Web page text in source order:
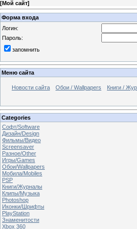
[Мой сайт]
Форма входа
Логин:
Пароль:
запомнить
Меню сайта
Новости сайта Обои / Wallpapers Книги /
Categories
Софт/Software
Дизайн/Design
Фильмы/Видео
Screensaver
Разное/Other
Игры/Games
Обои/Wallpapers
Мобила/Mobiles
PSP
Книги/Журналы
Клипы/Музыка
Photoshop
Иконки/Шрифты
PlayStation
Знаменитости
Xbox 360